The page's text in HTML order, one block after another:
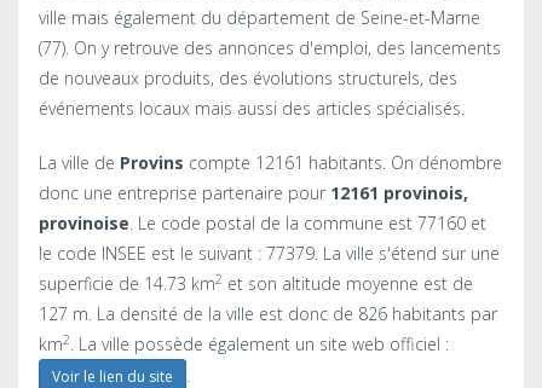
ville mais également du département de Seine-et-Marne
(77). On y retrouve des annonces d'emploi, des lancements
de nouveaux produits, des évolutions structurels, des
événements locaux mais aussi des articles spécialisés.
La ville de Provins compte 12161 habitants. On dénombre
donc une entreprise partenaire pour 12161 provinois,
provinoise. Le code postal de la commune est 77160 et
le code INSEE est le suivant : 77379. La ville s'étend sur une
superficie de 14.73 km2 et son altitude moyenne est de
127 m. La densité de la ville est donc de 826 habitants par
km2. La ville possède également un site web officiel :
Voir le lien du site